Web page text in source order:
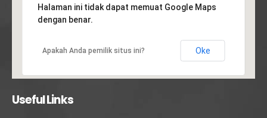
Halaman ini tidak dapat memuat Google Maps
dengan benar.
Apakah Anda pemilik situs ini? Oke
Useful Links